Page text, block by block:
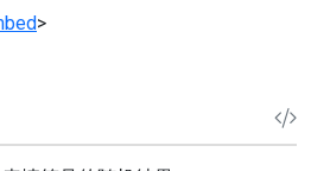
>